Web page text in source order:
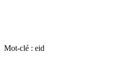
Mot-clé : eid